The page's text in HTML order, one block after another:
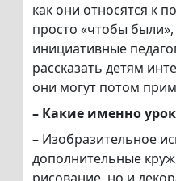
как они относятся к
просто «чтобы
инициативные
рассказать детям
они могут потом
– Какие именно
– Изобразительное
дополнительные